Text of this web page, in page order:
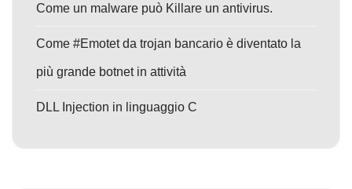
Come un malware può Killare un antivirus.
Come #Emotet da trojan bancario è diventato la
più grande botnet in attività
DLL Injection in linguaggio C